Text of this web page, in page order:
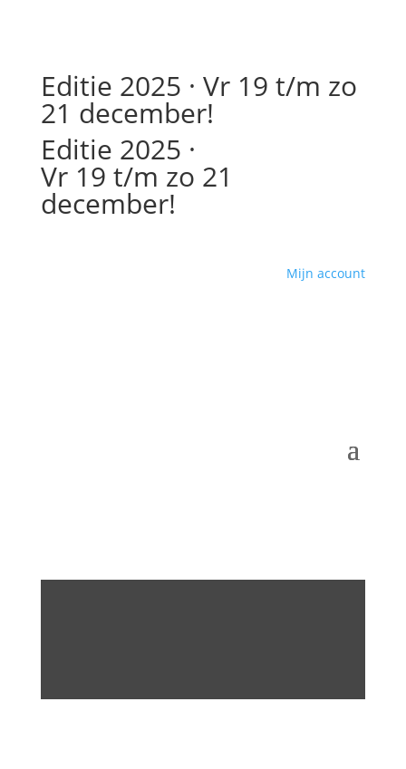
Editie 2025 · Vr 19 t/m zo
21 december!
Editie 2025 ·
Vr 19 t/m zo 21
december!
Mijn account